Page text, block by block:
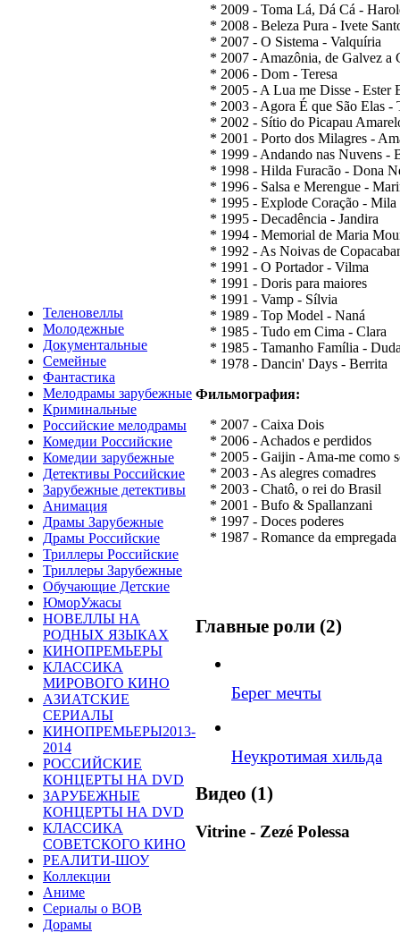
Теленовеллы
Молодежные
Документальные
Семейные
Фантастика
Мелодрамы зарубежные
Криминальные
Российские мелодрамы
Комедии Российские
Комедии зарубежные
Детективы Российские
Зарубежные детективы
Анимация
Драмы Зарубежные
Драмы Российские
Триллеры Российские
Триллеры Зарубежные
Обучающие Детские
ЮморУжасы
НОВЕЛЛЫ НА
РОДНЫХ ЯЗЫКАХ
КИНОПРЕМЬЕРЫ
КЛАССИКА
МИРОВОГО КИНО
АЗИАТСКИЕ
СЕРИАЛЫ
КИНОПРЕМЬЕРЫ2013-
2014
РОССИЙСКИЕ
КОНЦЕРТЫ НА DVD
ЗАРУБЕЖНЫЕ
КОНЦЕРТЫ НА DVD
КЛАССИКА
СОВЕТСКОГО КИНО
РЕАЛИТИ-ШОУ
Коллекции
Аниме
Сериалы о ВОВ
Дорамы
* 2009 - Toma Lá, Dá Cá -
* 2008 - Beleza Pura - Ivete
* 2007 - O Sistema - Valquíria
* 2007 - Amazônia, de Galvez a
* 2006 - Dom - Teresa
* 2005 - A Lua me Disse - Ester
* 2003 - Agora É que São Elas -
* 2002 - Sítio do Picapau
* 2001 - Porto dos Milagres -
* 1999 - Andando nas Nuvens -
* 1998 - Hilda Furacão - Dona
* 1996 - Salsa e Merengue -
* 1995 - Explode Coração - Mila
* 1995 - Decadência - Jandira
* 1994 - Memorial de Maria
* 1992 - As Noivas de
* 1991 - O Portador - Vilma
* 1991 - Doris para maiores
* 1991 - Vamp - Sílvia
* 1989 - Top Model - Naná
* 1985 - Tudo em Cima - Clara
* 1985 - Tamanho Família -
* 1978 - Dancin' Days - Berrita
Фильмография:
* 2007 - Caixa Dois
* 2006 - Achados e perdidos
* 2005 - Gaijin - Ama-me como
* 2003 - As alegres comadres
* 2003 - Chatô, o rei do Brasil
* 2001 - Bufo & Spallanzani
* 1997 - Doces poderes
* 1987 - Romance da empregada
Главные роли (2)
Берег мечты
Неукротимая хильда
Видео (1)
Vitrine - Zezé Polessa